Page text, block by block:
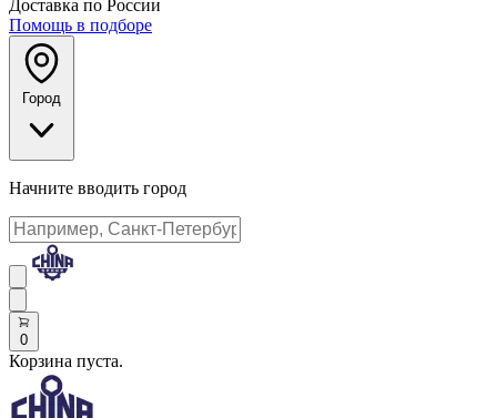
Доставка по России
Помощь в подборе
Город
Начните вводить город
0
Корзина пуста.